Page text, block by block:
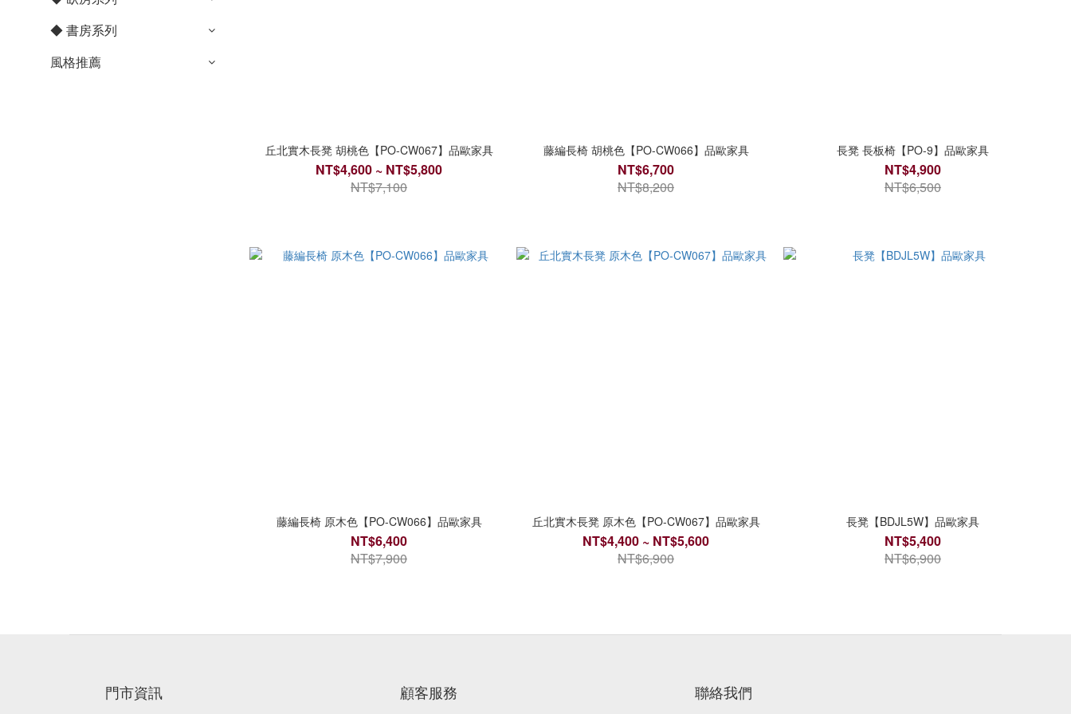
◆ 書房系列
風格推薦
丘北實木長凳 胡桃色【PO-CW067】品歐家具
NT$4,600 ~ NT$5,800
NT$7,100
藤編長椅 胡桃色【PO-CW066】品歐家具
NT$6,700
NT$8,200
長凳 長板椅【PO-9】品歐家具
NT$4,900
NT$6,500
藤編長椅 原木色【PO-CW066】品歐家具
NT$6,400
NT$7,900
丘北實木長凳 原木色【PO-CW067】品歐家具
NT$4,400 ~ NT$5,600
NT$6,900
長凳【BDJL5W】品歐家具
NT$5,400
NT$6,900
門市資訊 顧客服務 聯絡我們